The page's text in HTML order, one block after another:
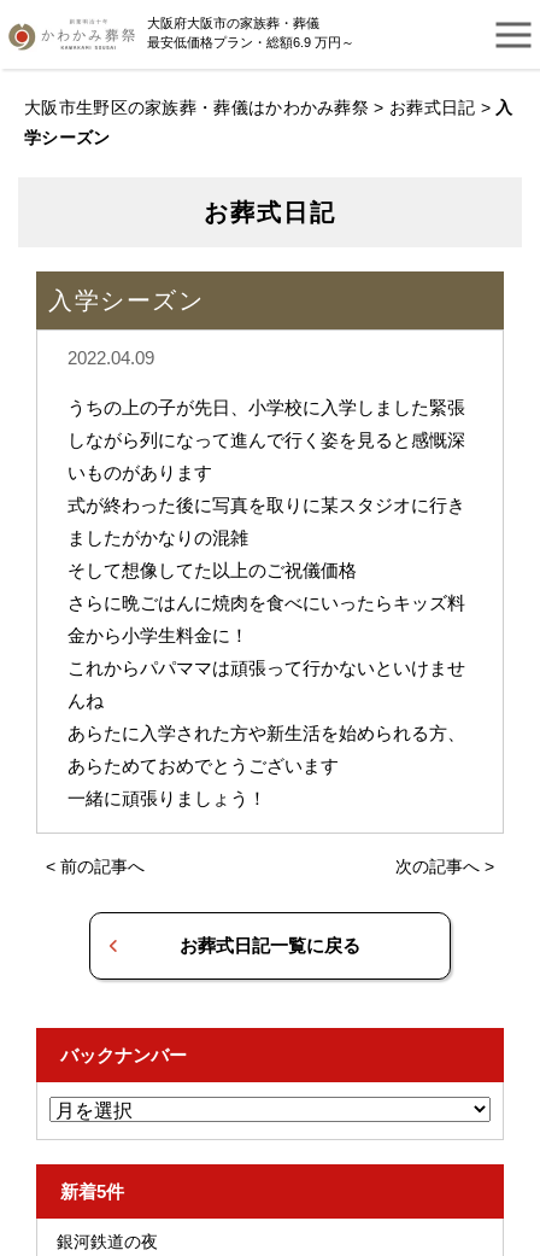
大阪府大阪市の家族葬・葬儀
最安低価格プラン・総額6.9 万円～
大阪市生野区の家族葬・葬儀はかわかみ葬祭 > お葬式日記 > 入
学シーズン
お葬式日記
入学シーズン
2022.04.09
うちの上の子が先日、小学校に入学しました緊張
しながら列になって進んで行く姿を見ると感慨深
いものがあります
式が終わった後に写真を取りに某スタジオに行き
ましたがかなりの混雑
そして想像してた以上のご祝儀価格
さらに晩ごはんに焼肉を食べにいったらキッズ料
金から小学生料金に！
これからパパママは頑張って行かないといけませ
んね
あらたに入学された方や新生活を始められる方、
あらためておめでとうございます
一緒に頑張りましょう！
< 前の記事へ 次の記事へ >
お葬式日記一覧に戻る
バックナンバー
新着5件
銀河鉄道の夜